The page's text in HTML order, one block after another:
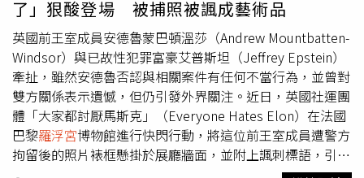
心，還好最後化險為夷。」值得一提的是，當紀錄片在這座
「會呼吸的音樂廳」中放映，彷彿讓徐亞英的人生與建築理
念在空間裡再次共鳴，導演楊守義也在現場分享，許多人乍
看「建築聲學」以為題材很硬，但其實電影有溫度、有知識
也有情感；走進戲院，觀眾就能更直觀地理解什麼是「擴
散」、什麼是「殘響」，將看似不可變的公式轉化為各種空
間尺度都能成立的聲音解方，甚至讓一處場域成為帶動地方
的文化節點；他更邀請觀眾成為「擴散人」，一起把徐亞英
生命留下的美好殘響持續傳遞出去。同時，楊守義也特別感
了」狠酸登場 被捕照被諷成藝術品
英國前王室成員安德魯蒙巴頓溫莎（Andrew Mountbatten-
Windsor）與已故性犯罪富豪艾普斯坦（Jeffrey Epstein）
牽扯，雖然安德魯否認與相關案件有任何不當行為，並曾對
雙方關係表示遺憾，但仍引發外界關注。近日，英國社運團
體「大家都討厭馬斯克」（Everyone Hates Elon）在法國
巴黎羅浮宮博物館進行快閃行動，將這位前王室成員遭警方
拘留後的照片裱框懸掛於展廳牆面，並附上諷刺標語，引發